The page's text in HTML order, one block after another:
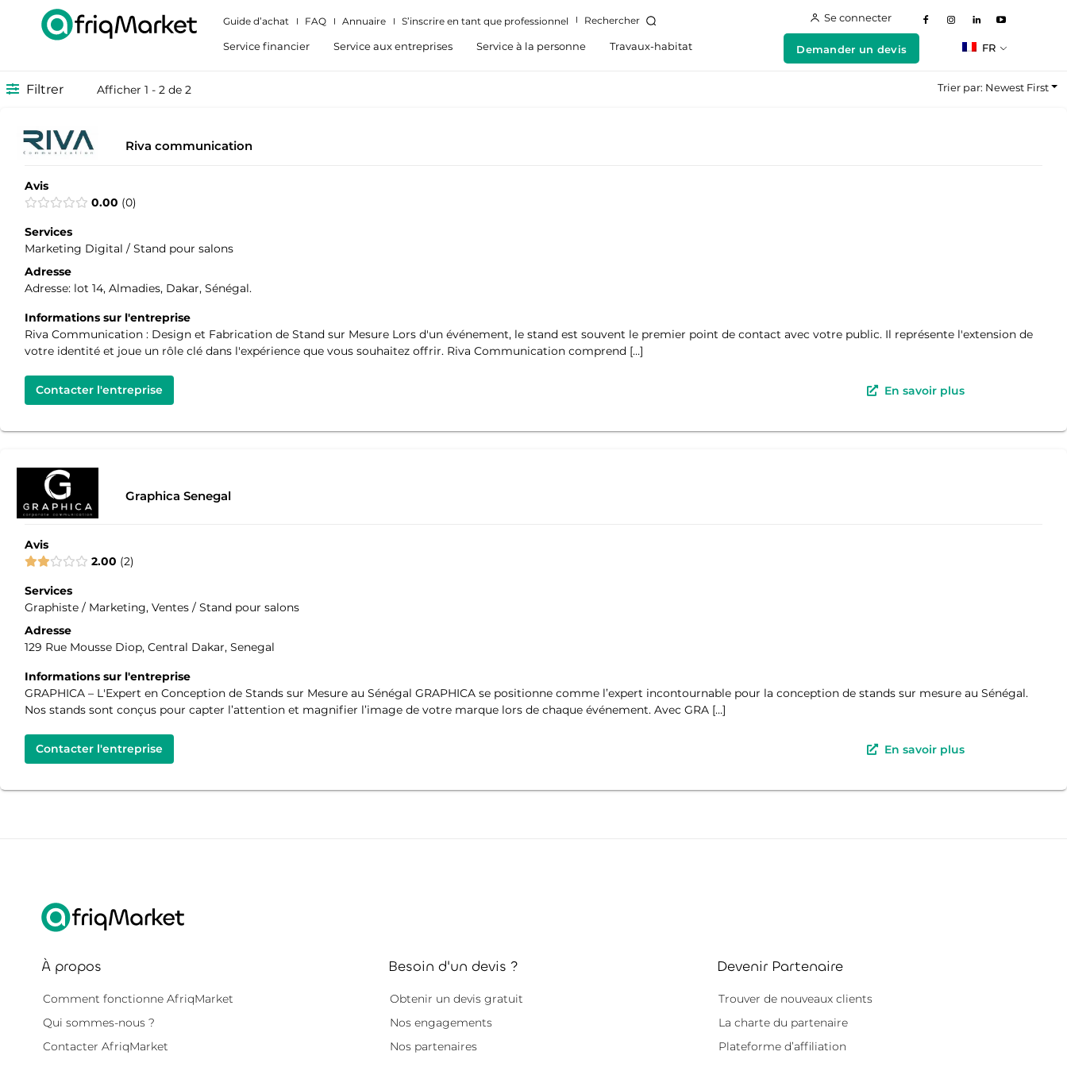
Guide d’achat FAQ Annuaire S’inscrire en tant que professionnel Rechercher Se connecter
Service financier Service aux entreprises Service à la personne Travaux-habitat Demander un devis FR
Filtrer Afficher 1 - 2 de 2 Trier par: Newest First
Riva communication
Avis
0.00 0
Services
Marketing Digital / Stand pour salons
Adresse
Adresse: lot 14, Almadies, Dakar, Sénégal.
Informations sur l'entreprise
Riva Communication : Design et Fabrication de Stand sur Mesure Lors d'un événement, le stand est souvent le premier point de contact avec votre public. Il représente l'extension de
votre identité et joue un rôle clé dans l'expérience que vous souhaitez offrir. Riva Communication comprend […]
Contacter l'entreprise En savoir plus
Graphica Senegal
Avis
2.00 2
Services
Graphiste / Marketing, Ventes / Stand pour salons
Adresse
129 Rue Mousse Diop, Central Dakar, Senegal
Informations sur l'entreprise
GRAPHICA – L'Expert en Conception de Stands sur Mesure au Sénégal GRAPHICA se positionne comme l’expert incontournable pour la conception de stands sur mesure au Sénégal.
Nos stands sont conçus pour capter l’attention et magnifier l’image de votre marque lors de chaque événement. Avec GRA […]
Contacter l'entreprise En savoir plus
À propos
Comment fonctionne AfriqMarket
Qui sommes-nous ?
Contacter AfriqMarket
Besoin d'un devis ?
Obtenir un devis gratuit
Nos engagements
Nos partenaires
Devenir Partenaire
Trouver de nouveaux clients
La charte du partenaire
Plateforme d’affiliation